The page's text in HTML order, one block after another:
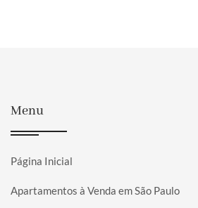
Menu
Página Inicial
Apartamentos à Venda em São Paulo